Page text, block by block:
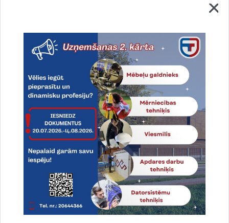
Eiropas mobilitātes nedēļa
09.12.2025.
Ekoskola